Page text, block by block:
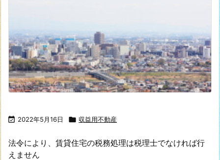
 2022年5月16日  収益用不動産
法令により、賃貸住宅の税務処理は税理士でなければ行
えません